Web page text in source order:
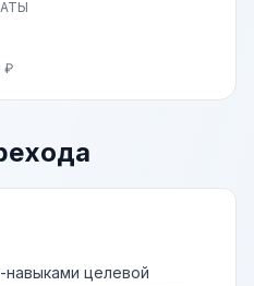
₽
навыками целевой